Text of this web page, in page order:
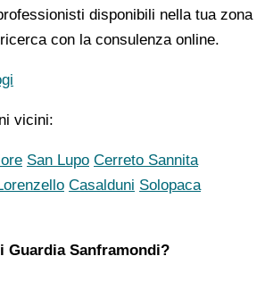
disponibili nella tua zona
con la consulenza online.
vicini:
San Lupo Cerreto Sannita
Casalduni Solopaca
Guardia Sanframondi?